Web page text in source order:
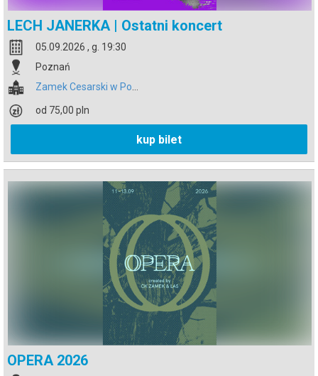
LECH JANERKA | Ostatni koncert
05.09.2026 , g. 19:30
Poznań
od 75,00 pln
kup bilet
OPERA 2026